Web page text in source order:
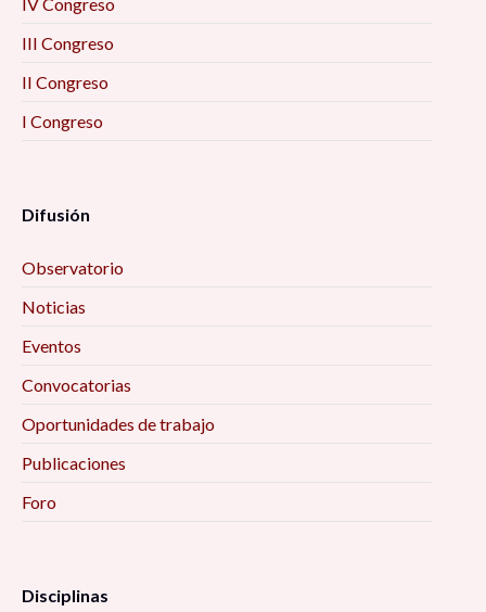
III Congreso
II Congreso
I Congreso
Difusión
Observatorio
Noticias
Eventos
Convocatorias
Oportunidades de trabajo
Publicaciones
Foro
Disciplinas